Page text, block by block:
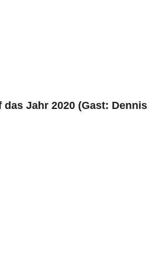
Jahr 2020 (Gast: Dennis